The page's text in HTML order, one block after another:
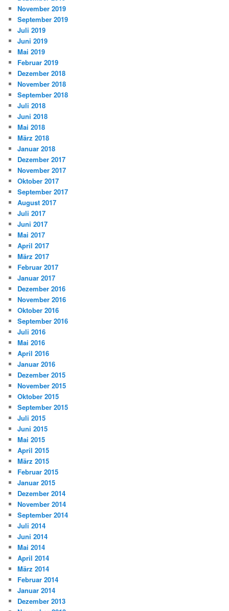
November 2019
September 2019
Juli 2019
Juni 2019
Mai 2019
Februar 2019
Dezember 2018
November 2018
September 2018
Juli 2018
Juni 2018
Mai 2018
März 2018
Januar 2018
Dezember 2017
November 2017
Oktober 2017
September 2017
August 2017
Juli 2017
Juni 2017
Mai 2017
April 2017
März 2017
Februar 2017
Januar 2017
Dezember 2016
November 2016
Oktober 2016
September 2016
Juli 2016
Mai 2016
April 2016
Januar 2016
Dezember 2015
November 2015
Oktober 2015
September 2015
Juli 2015
Juni 2015
Mai 2015
April 2015
März 2015
Februar 2015
Januar 2015
Dezember 2014
November 2014
September 2014
Juli 2014
Juni 2014
Mai 2014
April 2014
März 2014
Februar 2014
Januar 2014
Dezember 2013